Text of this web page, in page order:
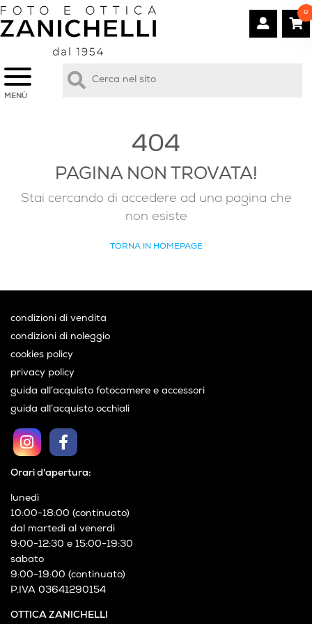
MENÙ
0
404
PAGINA NON TROVATA!
Stai cercando di accedere ad una pagina che
non esiste
TORNA IN HOMEPAGE
OTTICA ZANICHELLI
Orari d'apertura:
lunedì
10:00-18:00 (continuato)
dal martedì al venerdì
9:00-12:30 e 15:00-19:30
sabato
9:00-19:00 (continuato)
P.IVA 03641290154
condizioni di vendita
condizioni di noleggio
cookies policy
privacy policy
guida all’acquisto fotocamere e accessori
guida all’acquisto occhiali